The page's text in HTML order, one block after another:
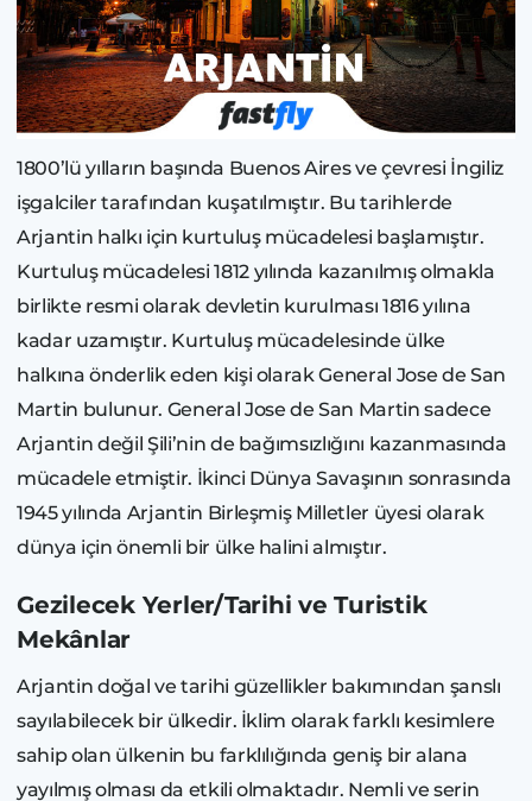
1800’lü yılların başında Buenos Aires ve çevresi İngiliz
işgalciler tarafından kuşatılmıştır. Bu tarihlerde
Arjantin halkı için kurtuluş mücadelesi başlamıştır.
Kurtuluş mücadelesi 1812 yılında kazanılmış olmakla
birlikte resmi olarak devletin kurulması 1816 yılına
kadar uzamıştır. Kurtuluş mücadelesinde ülke
halkına önderlik eden kişi olarak General Jose de San
Martin bulunur. General Jose de San Martin sadece
Arjantin değil Şili’nin de bağımsızlığını kazanmasında
mücadele etmiştir. İkinci Dünya Savaşının sonrasında
1945 yılında Arjantin Birleşmiş Milletler üyesi olarak
dünya için önemli bir ülke halini almıştır.
Gezilecek Yerler/Tarihi ve Turistik
Mekânlar
Arjantin doğal ve tarihi güzellikler bakımından şanslı
sayılabilecek bir ülkedir. İklim olarak farklı kesimlere
sahip olan ülkenin bu farklılığında geniş bir alana
yayılmış olması da etkili olmaktadır. Nemli ve serin